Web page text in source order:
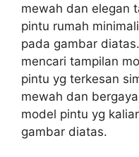
mewah dan elegan
pintu rumah
pada gambar
mencari tampilan
pintu yg terkesan
mewah dan
model pintu yg
gambar diatas.